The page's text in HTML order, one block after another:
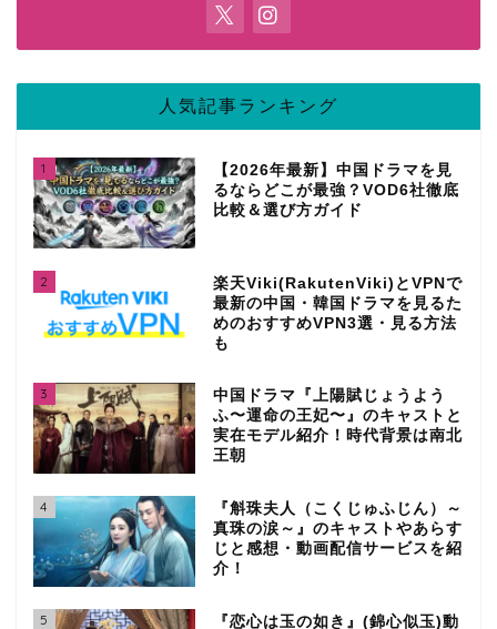
人気記事ランキング
1
【2026年最新】中国ドラマを見
るならどこが最強？VOD6社徹底
比較＆選び方ガイド
2
楽天Viki(RakutenViki)とVPNで
最新の中国・韓国ドラマを見るた
めのおすすめVPN3選・見る方法
も
3
中国ドラマ『上陽賦じょうよう
ふ〜運命の王妃〜』のキャストと
実在モデル紹介！時代背景は南北
王朝
4
『斛珠夫人（こくじゅふじん）～
真珠の涙～』のキャストやあらす
じと感想・動画配信サービスを紹
介！
5
『恋心は玉の如き』(錦心似玉)動